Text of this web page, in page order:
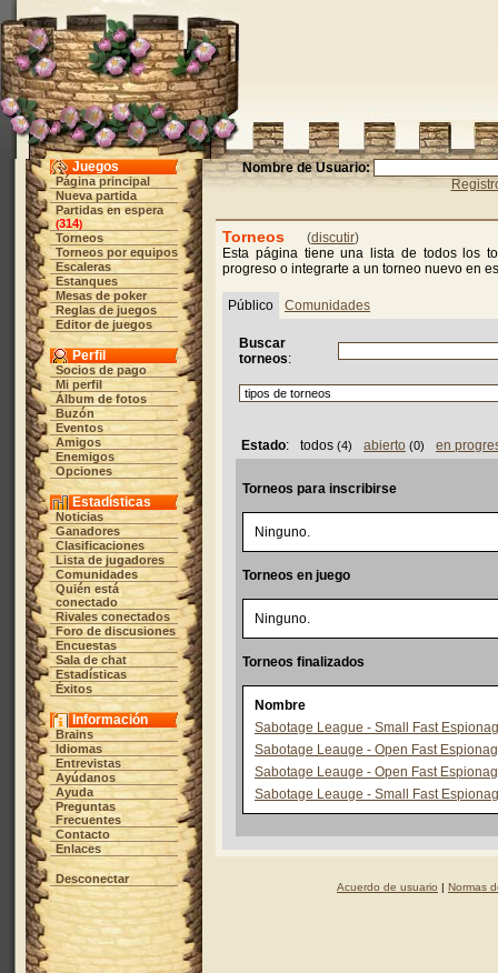
Juegos
Página principal
Nueva partida
Partidas en espera
(314)
Torneos
Torneos por equipos
Escaleras
Estanques
Mesas de poker
Reglas de juegos
Editor de juegos
Perfil
Socios de pago
Mi perfil
Álbum de fotos
Buzón
Eventos
Amigos
Enemigos
Opciones
Estadísticas
Noticias
Ganadores
Clasificaciones
Lista de jugadores
Comunidades
Quién está
conectado
Rivales conectados
Foro de discusiones
Encuestas
Sala de chat
Estadísticas
Éxitos
Información
Brains
Idiomas
Entrevistas
Ayúdanos
Ayuda
Preguntas
Frecuentes
Contacto
Enlaces
Desconectar
Nombre de Usuario:
Torneos (discutir)
Esta página tiene una lista de todos los
progreso o integrarte a un torneo nuevo en
Público Comunidades
Buscar
torneos:
Estado: todos (4) abierto (0) en
Torneos para inscribirse
Ninguno.
Torneos en juego
Ninguno.
Torneos finalizados
Nombre
Sabotage League - Small Fast
Sabotage Leauge - Open Fast
Sabotage Leauge - Open Fast
Sabotage Leauge - Small Fast
Acuerdo de usuario | Normas